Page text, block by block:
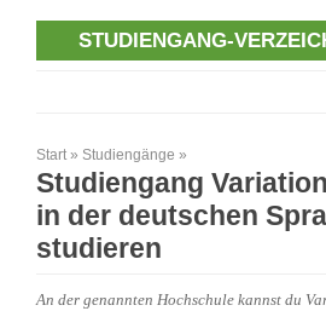
STUDIENGANG-
Start » Studiengänge »
Studiengang
in der deutschen
studieren
An der genannten Hochschule kannst du